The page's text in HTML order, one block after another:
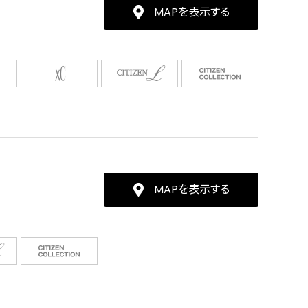
MAPを表示する
MAPを表示する